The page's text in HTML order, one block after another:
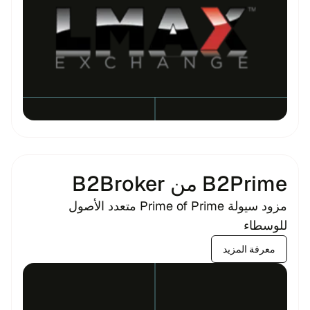
B2Prime من B2Broker
مزود سيولة Prime of Prime متعدد الأصول
للوسطاء
معرفة المزيد